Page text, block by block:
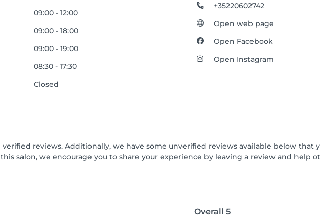
09:00 - 12:00
09:00 - 18:00
09:00 - 19:00
08:30 - 17:30
Closed
+35220602742
Open web page
Open Facebook
Open Instagram
verified reviews. Additionally, we have some unverified reviews available below that
salon, we encourage you to share your experience by leaving a review and help
Overall 5